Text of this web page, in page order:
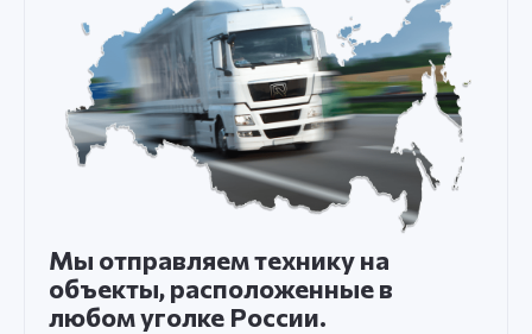
Мы отправляем технику на
объекты, расположенные в
любом уголке России.